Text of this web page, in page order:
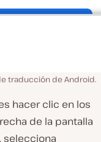
traducción de Android.
hacer clic en los
de la pantalla
selecciona